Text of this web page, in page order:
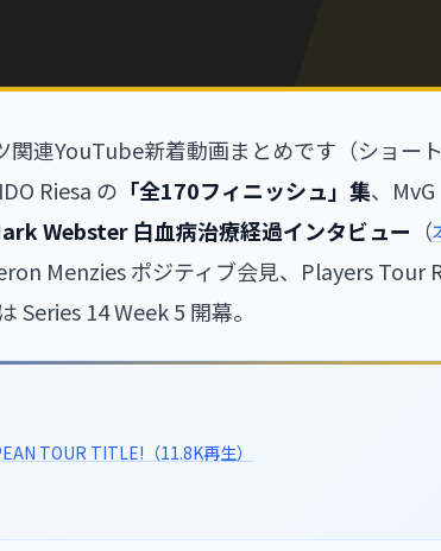
連YouTube新着動画まとめです（ショート
Riesa の 「全170フィニッシュ」集、
Webster 白血病治療経過インタビュー （
Menzies ポジティブ会見、Players Tour
は Series 14 Week 5 開幕。
TOUR TITLE!（11.8K再生）